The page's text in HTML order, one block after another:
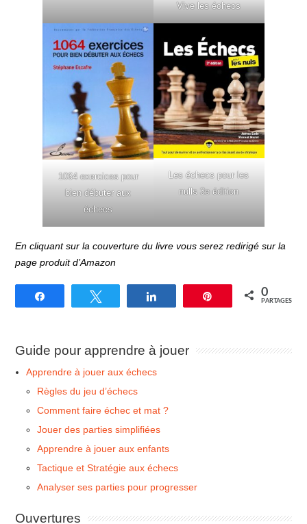
Vive les échecs
1064 exercices pour
bien débuter aux
échecs
Les échecs pour les
nulls 3e édition
En cliquant sur la couverture du livre vous serez redirigé sur la
page produit d’Amazon
Épingle 0
PARTAGES
Guide pour apprendre à jouer
Apprendre à jouer aux échecs
Règles du jeu d’échecs
Comment faire échec et mat ?
Jouer des parties simplifiées
Apprendre à jouer aux enfants
Tactique et Stratégie aux échecs
Analyser ses parties pour progresser
Ouvertures